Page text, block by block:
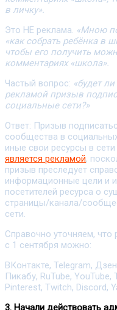
в личку».
Это НЕ реклама. «Мною
«как собрать ребёнка в
чтобы его получить
комментариях «школа».
Частый вопрос: «будет
рекламой призыв
социальные сети?»
Ответ: Призыв
сообщества в
иные свои ресурсы в
является рекламой,
призыв преследует
информационные цели и
посетителей ресурса о
страницы/канала/
сети.
Справочно уточняем,
с 1 сентября можно:
ВКонтакте, Telegram,
Пикабу, RuTube, YouTube,
Pinterest, Twitch, Discord,
3. Начали действовать